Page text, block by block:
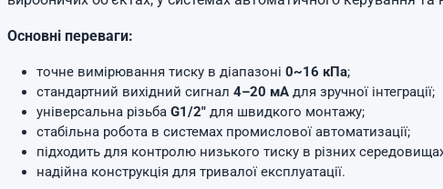
Основні переваги:
точне вимірювання тиску в діапазоні 0~16 кПа;
стандартний вихідний сигнал 4–20 мА для зручної інтеграції;
універсальна різьба G1/2" для швидкого монтажу;
стабільна робота в системах промислової автоматизації;
підходить для контролю низького тиску в різних
надійна конструкція для тривалої експлуатації.